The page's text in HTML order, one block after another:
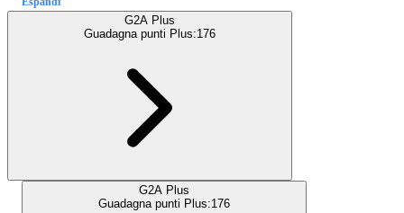
G2A Plus
Guadagna punti Plus:176
G2A Plus
Guadagna punti Plus:176